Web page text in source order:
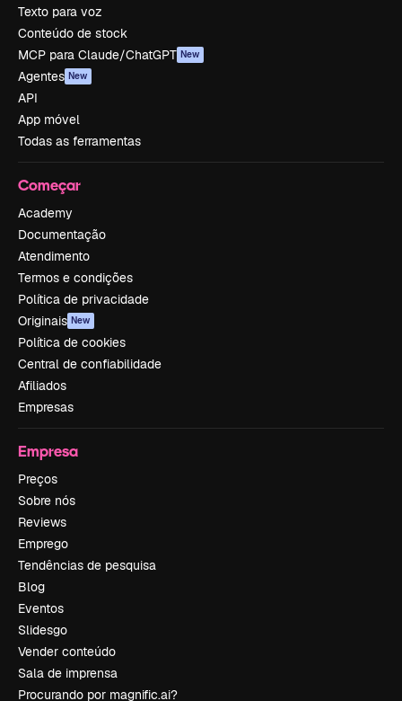
Texto para voz
Conteúdo de stock
MCP para Claude/ChatGPT New
Agentes New
API
App móvel
Todas as ferramentas
Começar
Academy
Documentação
Atendimento
Termos e condições
Política de privacidade
Originais New
Política de cookies
Central de confiabilidade
Afiliados
Empresas
Empresa
Preços
Sobre nós
Reviews
Emprego
Tendências de pesquisa
Blog
Eventos
Slidesgo
Vender conteúdo
Sala de imprensa
Procurando por magnific.ai?